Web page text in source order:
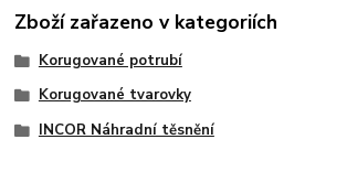
Zboží zařazeno v kategoriích
Korugované potrubí
Korugované tvarovky
INCOR Náhradní těsnění